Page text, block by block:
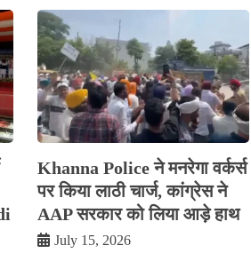
Khanna Police ने मनरेगा वर्कर्स
पर किया लाठी चार्ज, कांग्रेस ने
AAP सरकार को लिया आड़े हाथ
July 15, 2026